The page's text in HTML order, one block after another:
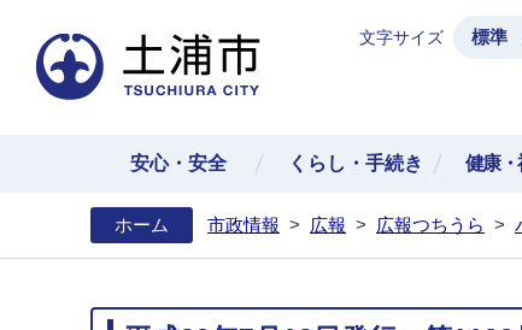
土
文字サイズ 標準
安心・安全 くらし・手続き 健康・
ホーム 市政情報 > 広報 > 広報つちうら >